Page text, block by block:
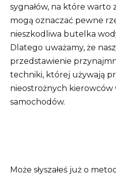
sygnałów, na które warto
mogą oznaczać pewne
nieszkodliwa butelka
Dlatego uważamy, że
przedstawienie
techniki, której używają
nieostrożnych kierowców
samochodów.
Może słyszałeś już o